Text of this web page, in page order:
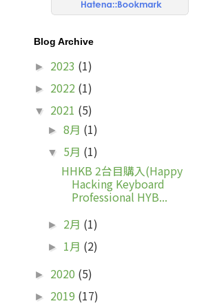
Blog Archive
► 2023 (1)
► 2022 (1)
▼ 2021 (5)
►8月 (1)
▼ 5月 (1)
HHKB 2台目購入(Happy
Hacking Keyboard
Professional HYB...
► 2月 (1)
► 1月 (2)
► 2020 (5)
► 2019 (17)